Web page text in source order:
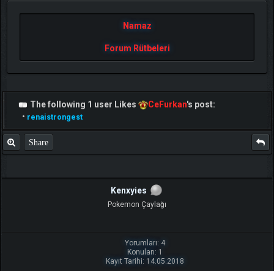
Namaz
Forum Rütbeleri
The following 1 user Likes CeFurkan's post:
• renaistrongest
Share
Kenxyies
Pokemon Çaylağı
Yorumları: 4
Konuları: 1
Kayıt Tarihi: 14.05.2018